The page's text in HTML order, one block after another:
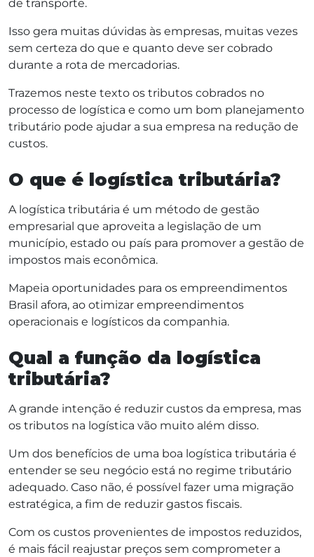
de transporte.
Isso gera muitas dúvidas às empresas, muitas vezes
sem certeza do que e quanto deve ser cobrado
durante a rota de mercadorias.
Trazemos neste texto os tributos cobrados no
processo de logística e como um bom planejamento
tributário pode ajudar a sua empresa na redução de
custos.
O que é logística tributária?
A logística tributária é um método de gestão
empresarial que aproveita a legislação de um
município, estado ou país para promover a gestão de
impostos mais econômica.
Mapeia oportunidades para os empreendimentos
Brasil afora, ao otimizar empreendimentos
operacionais e logísticos da companhia.
Qual a função da logística
tributária?
A grande intenção é reduzir custos da empresa, mas
os tributos na logística vão muito além disso.
Um dos benefícios de uma boa logística tributária é
entender se seu negócio está no regime tributário
adequado. Caso não, é possível fazer uma migração
estratégica, a fim de reduzir gastos fiscais.
Com os custos provenientes de impostos reduzidos,
é mais fácil reajustar preços sem comprometer a